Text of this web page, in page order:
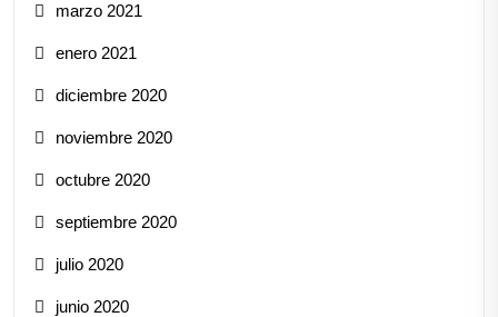
marzo 2021
enero 2021
diciembre 2020
noviembre 2020
octubre 2020
septiembre 2020
julio 2020
junio 2020